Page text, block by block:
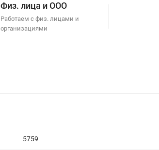
Физ. лица и ООО
Работаем с физ. лицами и
организациями
5759